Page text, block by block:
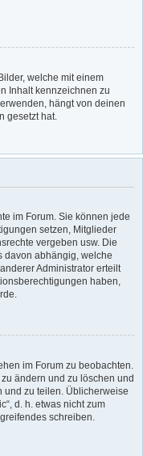
welche mit einem
Inhalt kennzeichnen zu
hängt von deinen
gesetzt hat.
im Forum. Sie können jede
setzen, Mitglieder
vergeben usw. Die
davon abhängig, welche
Administrator erteilt
haben,
im Forum zu beobachten.
ändern und zu löschen und
und zu teilen. Üblicherweise
d. h. etwas nicht zum
schreiben.